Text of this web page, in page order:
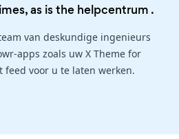
as is the helpcentrum .
van deskundige ingenieurs
apps zoals uw X Theme for
feed voor u te laten werken.